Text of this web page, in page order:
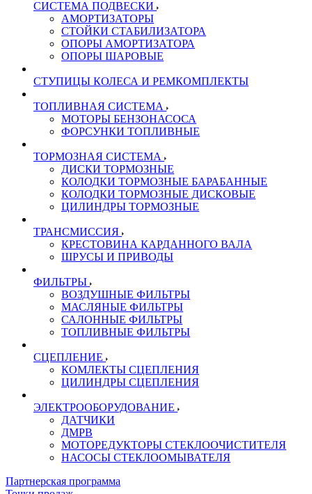
СИСТЕМА ПОДВЕСКИ
АМОРТИЗАТОРЫ
СТОЙКИ СТАБИЛИЗАТОРА
ОПОРЫ АМОРТИЗАТОРА
ОПОРЫ ШАРОВЫЕ
СТУПИЦЫ КОЛЕСА И РЕМКОМПЛЕКТЫ
ТОПЛИВНАЯ СИСТЕМА
МОТОРЫ БЕНЗОНАСОСА
ФОРСУНКИ ТОПЛИВНЫЕ
ТОРМОЗНАЯ СИСТЕМА
ДИСКИ ТОРМОЗНЫЕ
КОЛОДКИ ТОРМОЗНЫЕ БАРАБАННЫЕ
КОЛОДКИ ТОРМОЗНЫЕ ДИСКОВЫЕ
ЦИЛИНДРЫ ТОРМОЗНЫЕ
ТРАНСМИССИЯ
КРЕСТОВИНА КАРДАННОГО ВАЛА
ШРУСЫ И ПРИВОДЫ
ФИЛЬТРЫ
ВОЗДУШНЫЕ ФИЛЬТРЫ
МАСЛЯНЫЕ ФИЛЬТРЫ
САЛОННЫЕ ФИЛЬТРЫ
ТОПЛИВНЫЕ ФИЛЬТРЫ
СЦЕПЛЕНИЕ
КОМЛЕКТЫ СЦЕПЛЕНИЯ
ЦИЛИНДРЫ СЦЕПЛЕНИЯ
ЭЛЕКТРООБОРУДОВАНИЕ
ДАТЧИКИ
ДМРВ
МОТОРЕДУКТОРЫ СТЕКЛООЧИСТИТЕЛЯ
НАСОСЫ СТЕКЛООМЫВАТЕЛЯ
Партнерская программа